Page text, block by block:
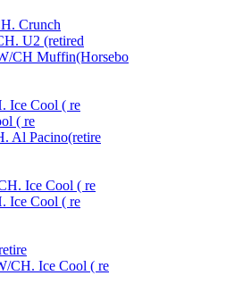
Crunch
U2 (retired
CH Muffin(Horsebo
Ice Cool ( re
( re
Al Pacino(retire
Ice Cool ( re
Ice Cool ( re
CH. Ice Cool ( re